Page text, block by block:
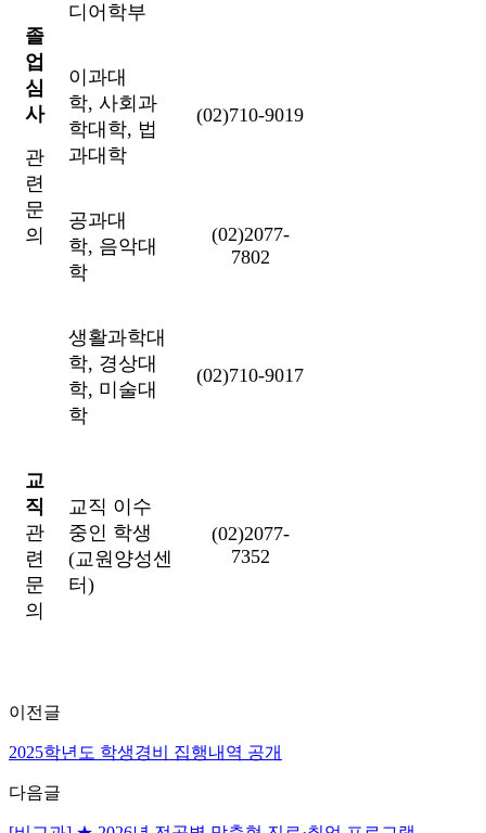
졸
업
심
사
관
련
문
의
디어학부
이과대
학, 사회과
학대학, 법
과대학
(02)710-9019
공과대
학, 음악대
학
(02)2077-
7802
생활과학대
학, 경상대
학, 미술대
학
(02)710-9017
교
직
관
련
문
의
교직 이수
중인 학생
(교원양성센
터)
(02)2077-
7352
이전글
2025학년도 학생경비 집행내역 공개
다음글